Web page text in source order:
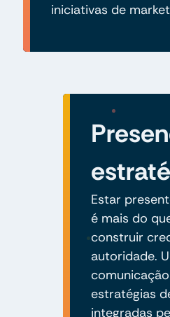
iniciativas de
Estar
é mais do
construir
autoridade.
estratégias
integradas